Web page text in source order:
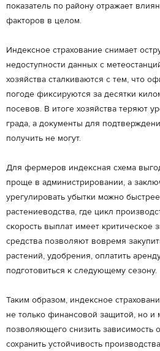
показатель по району отражает
факторов в целом.
Индексное страхование снимает
недоступности данных с
хозяйства сталкиваются с тем, что
погоде фиксируются за десятки
посевов. В итоге хозяйства теряют
града, а документы для
получить не могут.
Для фермеров индексная схема
проще в администрировании, а
урегулировать убытки можно
растениеводства, где цикл
скорость выплат имеет критическое
средства позволяют вовремя
растений, удобрения, оплатить
подготовиться к следующему сезону.
Таким образом, индексное
не только финансовой защитой, но
позволяющего снизить зависимость
сохранить устойчивость